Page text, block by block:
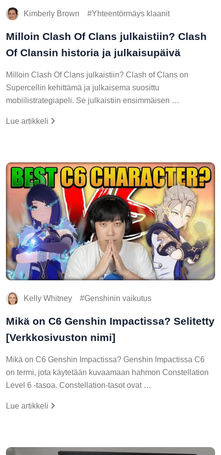
Kimberly Brown Yhteentörmäys klaanit
Milloin Clash Of Clans julkaistiin? Clash
Of Clansin historia ja julkaisupäivä
Milloin Clash Of Clans julkaistiin? Clash of Clans on
Supercellin kehittämä ja julkaisema suosittu
mobiilistrategiapeli. Se julkaistiin ensimmäisen …
Lue artikkeli
Kelly Whitney Genshinin vaikutus
Mikä on C6 Genshin Impactissa? Selitetty
[Verkkosivuston nimi]
Mikä on C6 Genshin Impactissa? Genshin Impactissa C6
on termi, jota käytetään kuvaamaan hahmon Constellation
Level 6 -tasoa. Constellation-tasot ovat …
Lue artikkeli